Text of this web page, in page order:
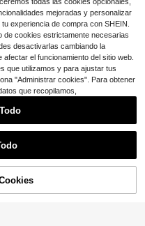
AÑADIR A LA BOLSA
mejoradas y personalizar
experiencia de compra con SHEIN.
de cookies estrictamente necesarias
desactivarlas cambiando la
el funcionamiento del sitio web.
que utilizamos y para ajustar tus
"Administrar cookies". Para obtener
que recopilamos,